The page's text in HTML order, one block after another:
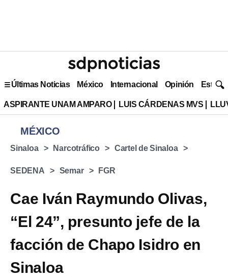
Últimas Noticias México Internacional Opinión Estilo
ASPIRANTE UNAM AMPARO LUIS CÁRDENAS MVS
MÉXICO
Sinaloa Narcotráfico Cartel de Sinaloa
SEDENA Semar FGR
Cae Iván Raymundo Olivas,
“El 24”, presunto jefe de la
facción de Chapo Isidro en
Sinaloa